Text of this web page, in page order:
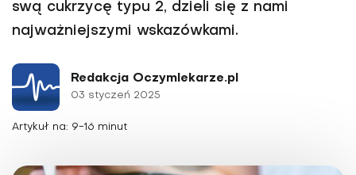
swą cukrzycę typu 2, dzieli się z nami
najważniejszymi wskazówkami.
Redakcja Oczymlekarze.pl
03 styczeń 2025
Artykuł na: 9-16 minut